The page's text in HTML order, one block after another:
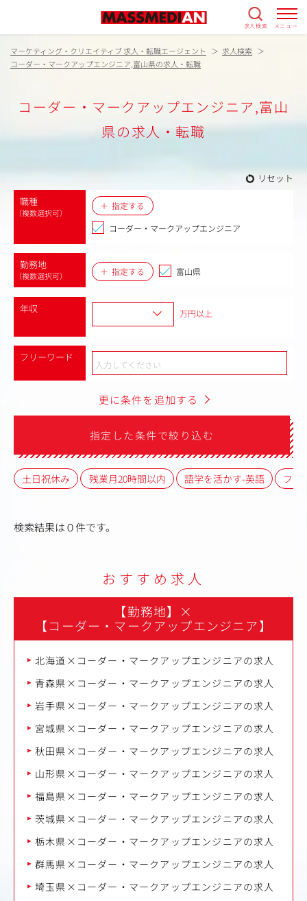
求人検索 メニュー
マーケティング・クリエイティブ 求人・転職エージェント
求人検索
コーダー・マークアップエンジニア,富山県の求人・転職
コーダー・マークアップエンジニア,富山
県の求人・転職
リセット
職種
（複数選択可）
指定する
コーダー・マークアップエンジニア
勤務地
（複数選択可） 指定する 富山県
年収 万円以上
フリーワード
更に条件を追加する
指定した条件で絞り込む
土日祝休み 残業月20時間以内 語学を活かす-英語 フレ
検索結果は０件です。
おすすめ求人
【勤務地】
×
【コーダー・マークアップエンジニア】
北海道×コーダー・マークアップエンジニアの求人
青森県×コーダー・マークアップエンジニアの求人
岩手県×コーダー・マークアップエンジニアの求人
宮城県×コーダー・マークアップエンジニアの求人
秋田県×コーダー・マークアップエンジニアの求人
山形県×コーダー・マークアップエンジニアの求人
福島県×コーダー・マークアップエンジニアの求人
茨城県×コーダー・マークアップエンジニアの求人
栃木県×コーダー・マークアップエンジニアの求人
群馬県×コーダー・マークアップエンジニアの求人
埼玉県×コーダー・マークアップエンジニアの求人